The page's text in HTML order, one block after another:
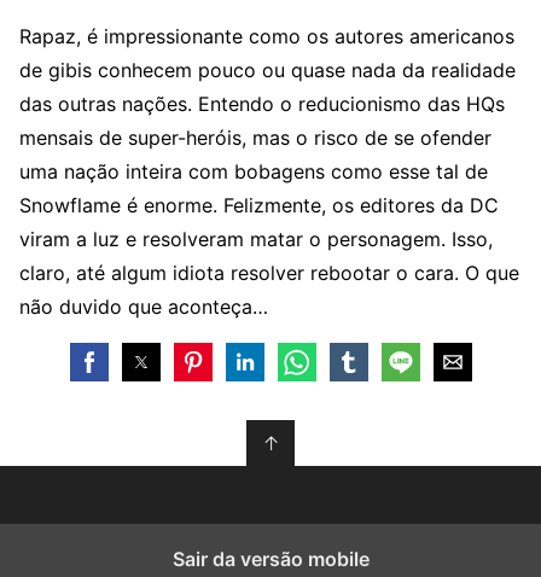
Rapaz, é impressionante como os autores americanos
de gibis conhecem pouco ou quase nada da realidade
das outras nações. Entendo o reducionismo das HQs
mensais de super-heróis, mas o risco de se ofender
uma nação inteira com bobagens como esse tal de
Snowflame é enorme. Felizmente, os editores da DC
viram a luz e resolveram matar o personagem. Isso,
claro, até algum idiota resolver rebootar o cara. O que
não duvido que aconteça…
↑
Sair da versão mobile